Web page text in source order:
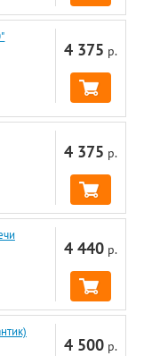
4 375 р.
4 375 р.
4 440 р.
4 500 р.